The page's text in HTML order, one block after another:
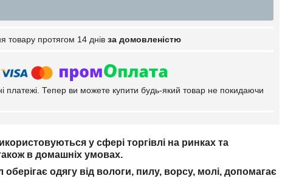
товару протягом 14 днів за домовленістю
платежі. Тепер ви можете купити будь-який товар не покидаючи
у сфері торгівлі на ринках та
в домашніх умовах.
оберігає одягу від вологи, пилу, ворсу, молі, допомагає